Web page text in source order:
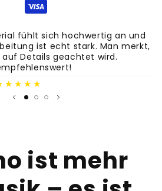
fühlt sich hochwertig an und
ist echt stark. Man merkt,
auf Details geachtet wird.
ist mehr